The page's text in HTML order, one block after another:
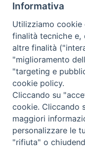
© 2025
Informativa
Utilizziamo
finalità tecniche e,
altre finalità
"miglioramento
"targeting e
cookie policy.
Cliccando su
cookie. Cliccando
maggiori
personalizzare le
"rifiuta" o